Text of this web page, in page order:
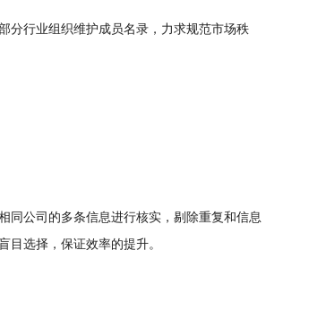
行业组织维护成员名录，力求规范市场秩
公司的多条信息进行核实，剔除重复和信息
选择，保证效率的提升。